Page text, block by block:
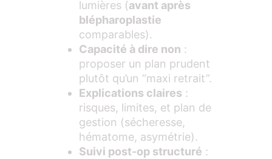
lumières (avant après
blépharoplastie
comparables).
Capacité à dire non :
proposer un plan prudent
plutôt qu’un “maxi retrait”.
Explications claires :
risques, limites, et plan de
gestion (sécheresse,
hématome, asymétrie).
Suivi post-op structuré :